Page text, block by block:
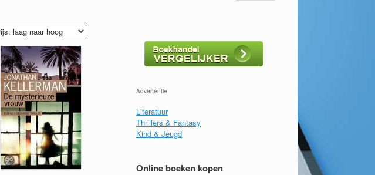
Advertentie:
Literatuur
Thrillers & Fantasy
Kind & Jeugd
Online boeken kopen